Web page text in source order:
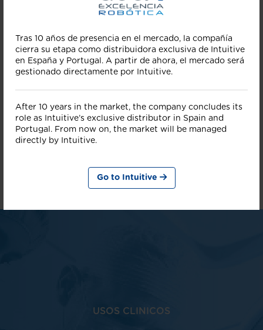
Tras 10 años de presencia en el mercado, la compañía
cierra su etapa como distribuidora exclusiva de Intuitive
en España y Portugal. A partir de ahora, el mercado será
gestionado directamente por Intuitive.
After 10 years in the market, the company concludes its
role as Intuitive’s exclusive distributor in Spain and
Portugal. From now on, the market will be managed
directly by Intuitive.
Go to Intuitive
la llamamos vanguardia
MÁS >
USOS CLINICOS